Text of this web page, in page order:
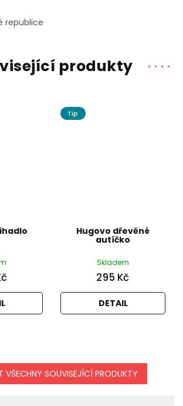
republice
produkty
Tip
Hugovo dřevěné
autíčko
Skladem
295 Kč
DETAIL
VŠECHNY SOUVISEJÍCÍ PRODUKTY